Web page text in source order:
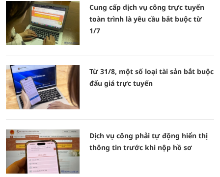
Cung cấp dịch vụ công trực tuyến
toàn trình là yêu cầu bắt buộc từ
1/7
Từ 31/8, một số loại tài sản bắt buộc
đấu giá trực tuyến
Dịch vụ công phải tự động hiển thị
thông tin trước khi nộp hồ sơ